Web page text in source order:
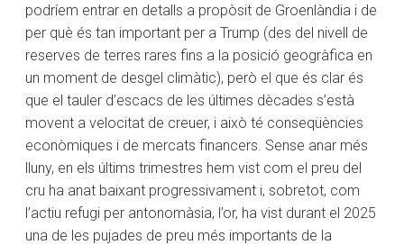
podríem entrar en detalls a propòsit de Groenlàndia i de
per què és tan important per a Trump (des del nivell de
reserves de terres rares fins a la posició geogràfica en
un moment de desgel climàtic), però el que és clar és
que el tauler d’escacs de les últimes dècades s’està
movent a velocitat de creuer, i això té conseqüències
econòmiques i de mercats financers. Sense anar més
lluny, en els últims trimestres hem vist com el preu del
cru ha anat baixant progressivament i, sobretot, com
l’actiu refugi per antonomàsia, l’or, ha vist durant el 2025
una de les pujades de preu més importants de la